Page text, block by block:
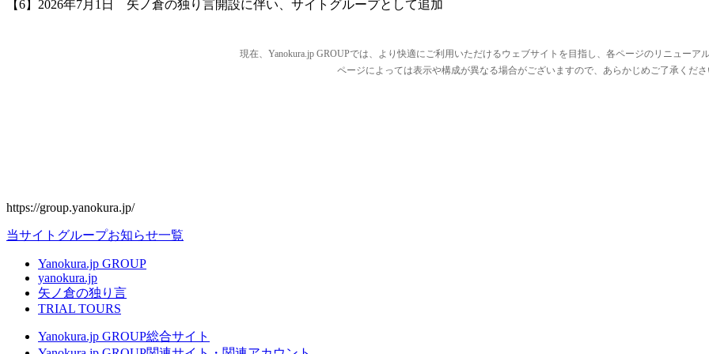
【6】2026年7月1日 矢ノ倉の独り言開設に伴い、サイトグループとして追加
現在、Yanokura.jp GROUPでは、より快適にご利用いただけるウェブサイトを目指し、各ページのリニューア
ページによっては表示や構成が異なる場合がございますので、あらかじめご了承くださ
https://group.yanokura.jp/
当サイトグループお知らせ一覧
Yanokura​.jp GROUP
yanokura.jp
矢ノ倉の独り言
TRIAL TOURS
Yanokura​.jp GROUP総合サイト